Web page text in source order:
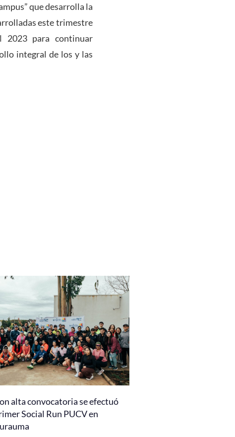
que desarrolla la
este trimestre
2023 para continuar
integral de los y las
alta convocatoria se efectuó
Social Run PUCV en